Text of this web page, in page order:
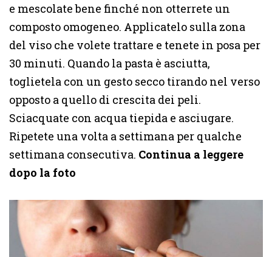
e mescolate bene finché non otterrete un
composto omogeneo. Applicatelo sulla zona
del viso che volete trattare e tenete in posa per
30 minuti. Quando la pasta è asciutta,
toglietela con un gesto secco tirando nel verso
opposto a quello di crescita dei peli.
Sciacquate con acqua tiepida e asciugare.
Ripetete una volta a settimana per qualche
settimana consecutiva. Continua a leggere
dopo la foto